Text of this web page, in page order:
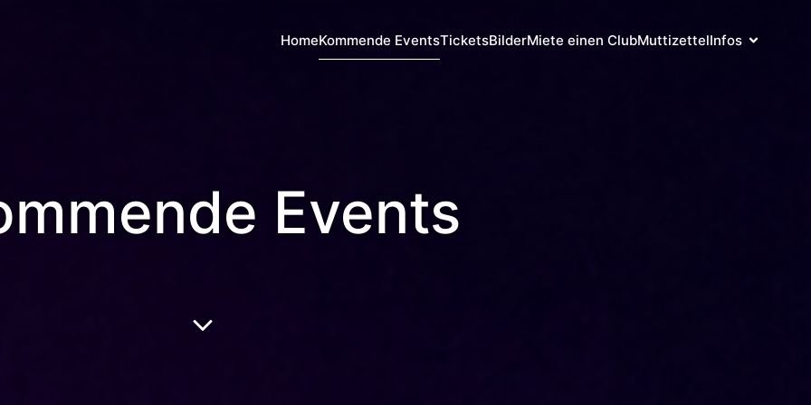
HomeKommende EventsTicketsBilderMiete einen ClubMuttizettelInfos
Events